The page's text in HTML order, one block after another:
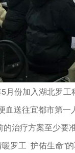
份加入湖北罗
送往宜都市第
治疗方案至少要
罗工 护佑生命